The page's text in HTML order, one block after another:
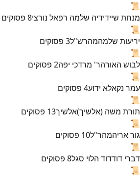
📜
מנחת שיידידיה שלמה רפאל נורצי8 פסוקים
📜
יריעות שלמהמהרש"ל3 פסוקים
📜
לבוש האורהר' מרדכי יפה2 פסוקים
📜
עמר נקאלא ידוע4 פסוקים
📜
תורת משה (אלשיך)אלשיך13 פסוקים
📜
גור אריהמהר"ל10 פסוקים
📜
דברי דודדוד הלוי סגל8 פסוקים
📜